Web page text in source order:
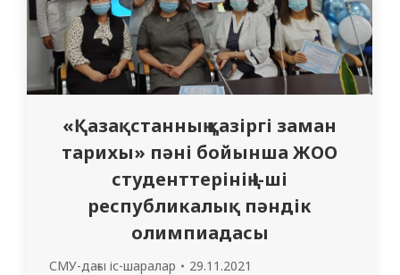
«Қазақстанның қазіргі заман
тарихы» пәні бойынша ЖОО
студенттерінің І-ші
республикалық пәндік
олимпиадасы
СМУ-дағы іс-шаралар 29.11.2021